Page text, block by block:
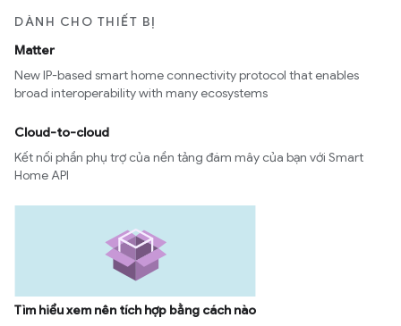
DÀNH CHO THIẾT BỊ
Matter
New IP-based smart home connectivity protocol that enables
broad interoperability with many ecosystems
Cloud-to-cloud
Kết nối phần phụ trợ của nền tảng đám mây của bạn với Smart
Home API
Tìm hiểu xem nên tích hợp bằng cách nào